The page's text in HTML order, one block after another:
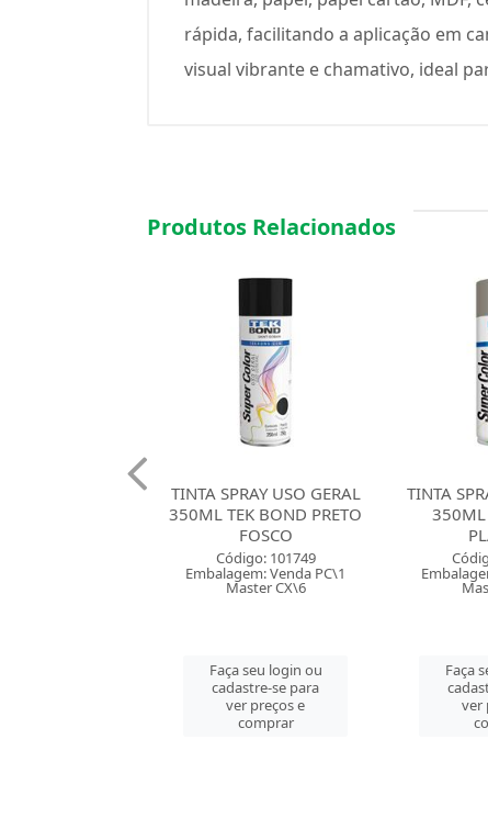
rápida, facilitando a aplicação em
visual vibrante e chamativo, ideal
Produtos Relacionados
TINTA SPRAY USO GERAL
350ML TEK BOND
PLATINA
Código: 122653
Embalagem: Venda PC\1
Master CX\6
Faça seu login ou
cadastre-se para
ver preços e
comprar
TINTA
COM 8
Faça
ver